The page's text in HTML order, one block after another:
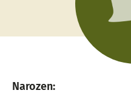
Narozen: